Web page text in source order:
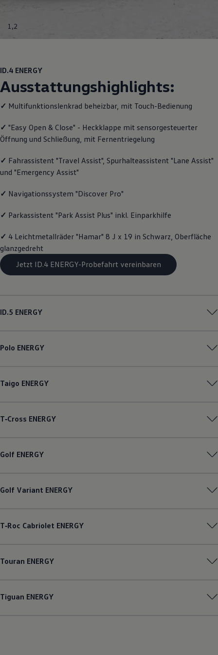
Motorenöl und Flüssigkeiten
Entertainment und Elektronik
Individualisieren
Wallbox und Ladekabel
Volkswagen Apps, Login und Shop
Handy und Fahrzeug verbinden
Über Ihr Auto
Vorgängermodelle
Kundeninformationen
Warn- und Kontrollleuchten
Live Beratung
Lifestyle
Familie
Elektromobilität
1 ,2
ID.4 ENERGY
Ausstattungshighlights:
✓ Multifunktionslenkrad beheizbar, mit Touch-Bedienung
✓ "Easy Open & Close" - Heckklappe mit sensorgesteuerter
Öffnung und Schließung, mit Fernentriegelung
✓ Fahrassistent "Travel Assist", Spurhalteassistent "Lane Assist"
und "Emergency Assist"
✓ Navigationssystem "Discover Pro"
✓ Parkassistent "Park Assist Plus" inkl. Einparkhilfe
✓ 4 Leichtmetallräder "Hamar" 8 J x 19 in Schwarz, Oberfläche
glanzgedreht
Jetzt ID.4 ENERGY-Probefahrt vereinbaren
ID.5 ENERGY
Polo ENERGY
Taigo ENERGY
T‑Cross ENERGY
Golf ENERGY
Golf Variant ENERGY
T‑Roc Cabriolet ENERGY
Touran ENERGY
Tiguan ENERGY